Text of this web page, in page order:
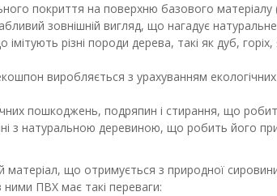
покриття на поверхню базового матеріалу
зовнішній вигляд, що нагадує
різні породи дерева, такі як дуб,
виробляється з урахуванням
пошкоджень, подряпин і стирання, що
з натуральною деревиною, що робить його
що отримується з природної
ПВХ має такі переваги: